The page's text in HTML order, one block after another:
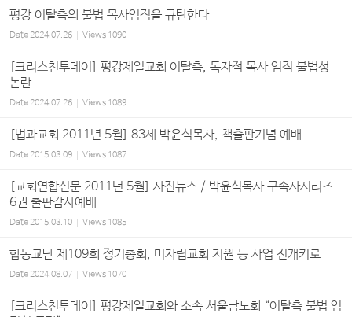
평강 이탈측의 불법 목사임직을 규탄한다
Date2024.07.26 Views 1090
[크리스천투데이] 평강제일교회 이탈측, 독자적 목사 임직 불법성
논란
Date2024.07.26 Views 1089
[법과교회 2011년 5월] 83세 박윤식목사, 책출판기념 예배
Date2015.03.09 Views 1087
[교회연합신문 2011년 5월] 사진뉴스 / 박윤식목사 구속사시리즈
6권 출판감사예배
Date2015.03.10 Views 1085
합동교단 제109회 정기총회, 미자립교회 지원 등 사업 전개키로
Date2024.08.07 Views 1070
[크리스천투데이] 평강제일교회와 소속 서울남노회 “이탈측 불법 임